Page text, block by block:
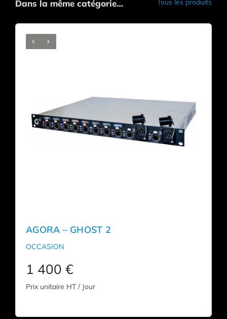
Dans la même catégorie… Tous les produits
AGORA – GHOST 2
OCCASION
1 400 €
Prix unitaire HT / Jour